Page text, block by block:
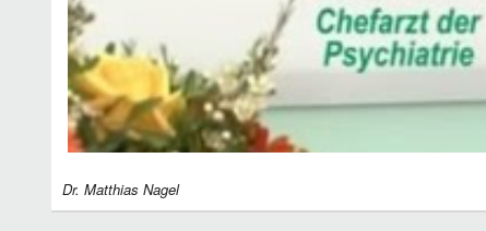
Dr. Matthias Nagel